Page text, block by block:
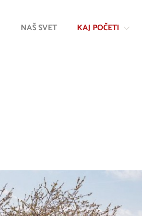
vsebino
NAŠ SVET KAJ POČETI